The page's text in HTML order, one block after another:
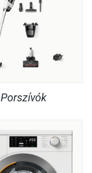
Porszívók